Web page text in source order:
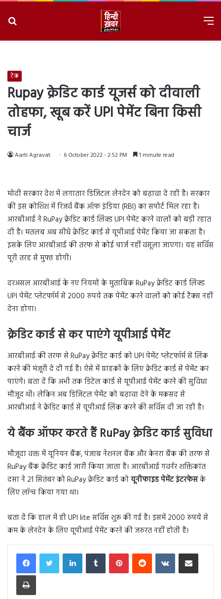
टेक
Rupay क्रेडिट कार्ड यूजर्स को दीवाली
तोहफा, खूब करें UPI पेमेंट बिना किसी
चार्ज
Aarti Agravat 6 October 2022 - 2:52 PM 1 minute read
मोदी सरकार देश में लगातार डिजिटल लेनदेन को बढ़ावा दे रही है। सरकार
की इस कोशिश में रिजर्व बैंक ऑफ इंडिया (RBI) का सपोर्ट मिल रहा है।
आरबीआई ने RuPay क्रेडिट कार्ड लिंक्ड UPI पेमेंट करने वालों को बड़ी रहात
दी है। मतलब अब सीधे क्रेडिट कार्ड से यूपीआई पेमेंट किया जा सकता है।
इसके लिए आरबीआई की तरफ से कोई चार्ज नहीं वसूला जाएगा। यह सर्विस
पूरी तरह से मुफ्त होगी।
दरअसल आरबीआई के नए नियमों के मुताबिक RuPay क्रेडिट कार्ड लिंक्ड
UPI पेमेंट प्लेटफॉर्म से 2000 रुपये तक पेमेंट करने वालों को कोई टैक्स नहीं
देना होगा।
क्रेडिट कार्ड से कर पाएंगे यूपीआई पेमेंट
आरबीआई की तरफ से RuPay क्रेडिट कार्ड को UPI पेमेंट प्लेटफॉर्म से लिंक
करने की मंजूरी दे दी गई है। ऐसे में ग्राहकों के लिए क्रेडिट कार्ड से पेमेंट कर
पाएंगे। बता दें कि अभी तक डिटेल कार्ड से यूपीआई पेमेंट करने की सुविधा
मौजूद थी। लेकिन अब डिजिटल पेमेंट को बढ़ावा देने के मकसद से
आरबीआई ने क्रेडिट कार्ड से यूपीआई लिंक करने की सर्विस दी जा रही है।
ये बैंक ऑफर करते हैंRuPayक्रेडिट कार्ड सुविधा
मौजूदा वक्त में यूनियन बैंक, पंजाब नेशनल बैंक और केनरा बैंक की तरफ से
RuPay बैंक क्रेडिट कार्ड जारी किया जाता है। आरबीआई गवर्नर शक्तिकांत
दसा ने 21 सितंबर को RuPay क्रेडिट कार्ड कोयूनीफाइड पेमेंट इंटरफेसके
लिए लॉन्च किया गया था।
बता दें कि हाल में ही UPI lite सर्विस शुरू की गई है। इसमें 2000 रुपये से
कम के लेनदेन के लिए यूपीआई पेमेंट करने की जरुरत नहीं होती है।
LinkedInTumblr PinterestReddit VKontakteShare via Email
Print